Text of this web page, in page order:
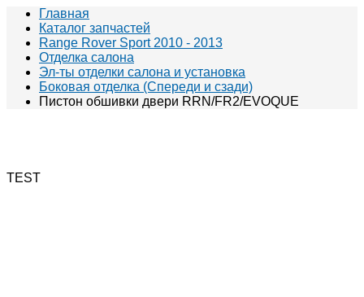
Главная
Каталог запчастей
Range Rover Sport 2010 - 2013
Отделка салона
Эл-ты отделки салона и установка
Боковая отделка (Спереди и сзади)
Пистон обшивки двери RRN/FR2/EVOQUE
TEST